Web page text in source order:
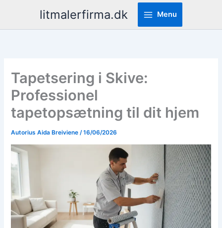
turinio
litmalerfirma.dk Menu
Tapetsering i Skive:
Professionel
tapetopsætning til dit hjem
Autorius Aida Breiviene/16/06/2026